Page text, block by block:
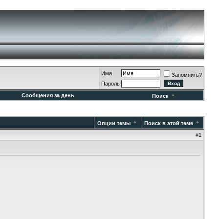
Имя
Запомнить?
Пароль
Сообщения за день Поиск
Опции темы
Поиск в этой теме
#1